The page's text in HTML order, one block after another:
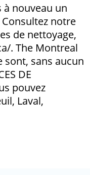
nouveau un
notre
de nettoyage,
. The Montreal
sont, sans aucun
DE
pouvez
Laval,